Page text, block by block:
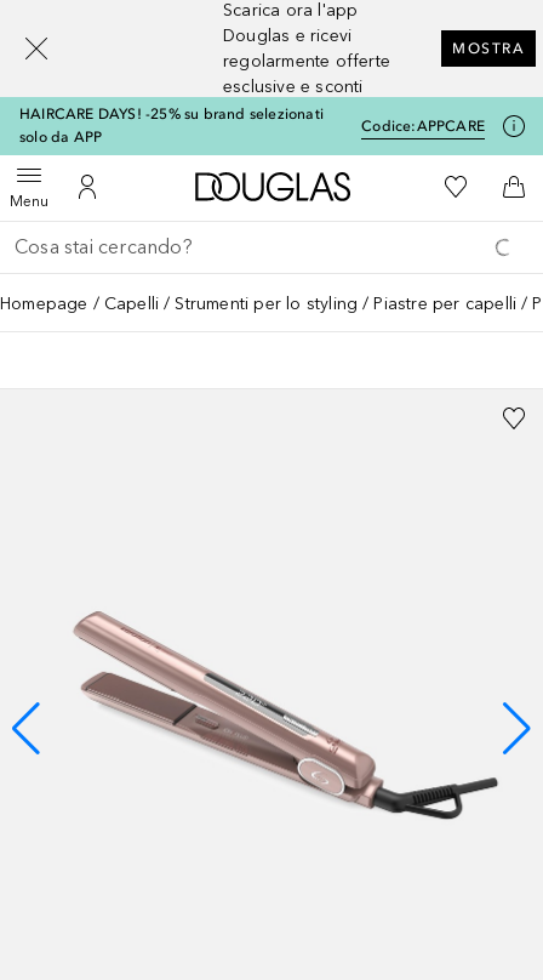
Scarica ora l'app
Douglas e ricevi
regolarmente offerte
esclusive e sconti
MOSTRA
HAIRCARE DAYS! -25% su brand selezionati
solo da APP
Codice:APPCARE
MenuApri menuAl Mio Account
A Douglas HomeAlla Mia
Al
Torna indietro
Esegui ricerca
Homepage Capelli Strumenti per lo styling Piastre per capelli
[navigation.slideout.screenreader]